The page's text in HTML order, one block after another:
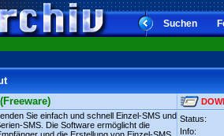
Suchen
Sie einfach und schnell Einzel-SMS und
SMS. Die Software ermöglicht die
Status:
Info: